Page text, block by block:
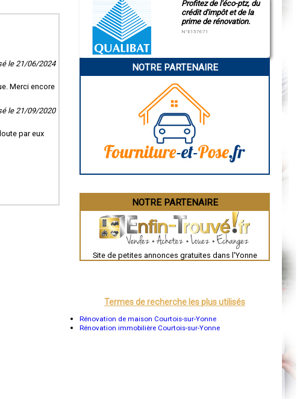
le 21/06/2024
Merci encore
le 21/09/2020
par eux
Montluçon
Manosque
Gap
Charleville-Mézières
Pamiers
Narbonne
Brive-la-Gaillarde
Guéret
Besançon
Évreux
Chartres
Nîmes
Auch
Dole
Mont-de-Marsan
Profitez de l'éco-ptz, du
crédit d'impôt et de la
prime de rénovation.
N°E157671
NOTRE PARTENAIRE
NOTRE PARTENAIRE
Site de petites annonces gratuites dans l'Yonne
Termes de recherche les plus utilisés
Rénovation de maison Courtois-sur-Yonne
Rénovation immobilière Courtois-sur-Yonne